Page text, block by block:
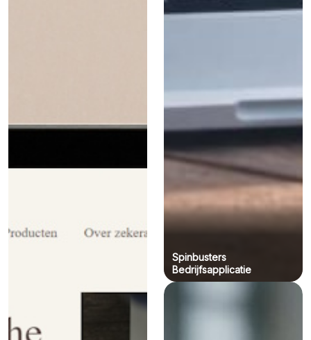
Spinbusters
Bedrijfsapplicatie